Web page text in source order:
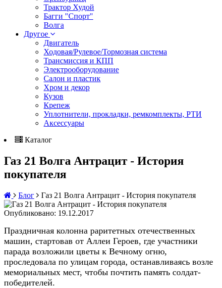
Трактор Худой
Багги "Спорт"
Волга
Другое
Двигатель
Ходовая/Рулевое/Тормозная система
Трансмиссия и КПП
Электрооборудование
Салон и пластик
Хром и декор
Кузов
Крепеж
Уплотнители, прокладки, ремкомплекты, РТИ
Аксессуары
Каталог
Газ 21 Волга Антрацит - История
покупателя
Блог Газ 21 Волга Антрацит - История покупателя
Опубликовано: 19.12.2017
Праздничная колонна раритетных отечественных
машин, стартовав от Аллеи Героев, где участники
парада возложили цветы к Вечному огню,
проследовала по улицам города, останавливаясь возле
мемориальных мест, чтобы почтить память солдат-
победителей.